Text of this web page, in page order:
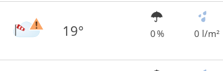
19° 0 % 0 l/m²